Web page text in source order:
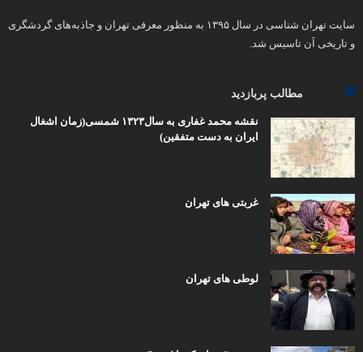
سایت تهران شناسی در سال ۱۳۹۵ به منظور معرفی تهران و جاذبه‌های گردشگری
و تاریخی آن تاسیس شد.
مطالب پربازدید
نقشه محمد غفاری به سال۱۳۲۳ شمسی(زمان اشغال
ایران به دست متفقین)
غربتی های تهران
لوطی های تهران